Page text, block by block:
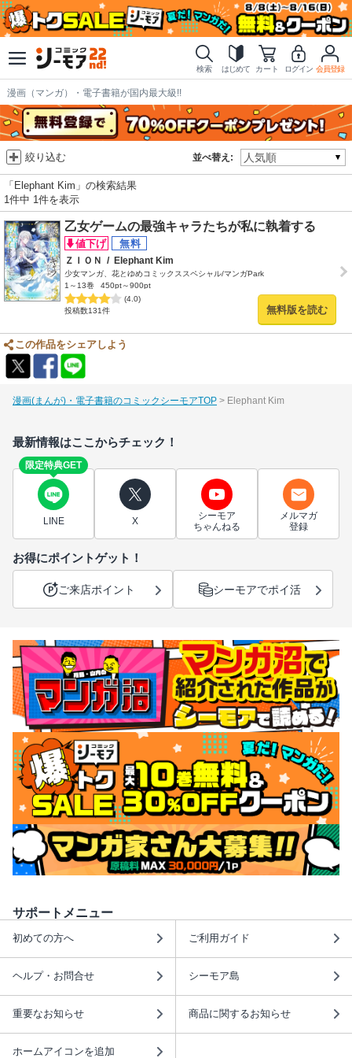
検索 はじめて カート ログイン 会員登録
漫画（マンガ）・電子書籍が国内最大級!!
並べ替え:
絞り込む
「Elephant Kim」の検索結果
1件中 1件を表示
乙女ゲームの最強キャラたちが私に執着する
ＺＩＯＮ / Elephant Kim
少女マンガ、花とゆめコミックススペシャル/マンガPark
1～13巻
450pt～900pt
(4.0)
投稿数131件
無料版を読む
この作品をシェアしよう
漫画(まんが)・電子書籍のコミックシーモアTOP Elephant Kim
最新情報はここからチェック！
限定特典GET
LINE X
シーモア
ちゃんねる
メルマガ
登録
お得にポイントゲット！
ご来店ポイント シーモアでポイ活
サポートメニュー
初めての方へ ご利用ガイド
ヘルプ・お問合せ シーモア島
重要なお知らせ 商品に関するお知らせ
ホームアイコンを追加